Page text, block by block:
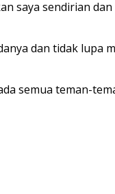
saya sendirian
dan tidak lupa
semua teman-